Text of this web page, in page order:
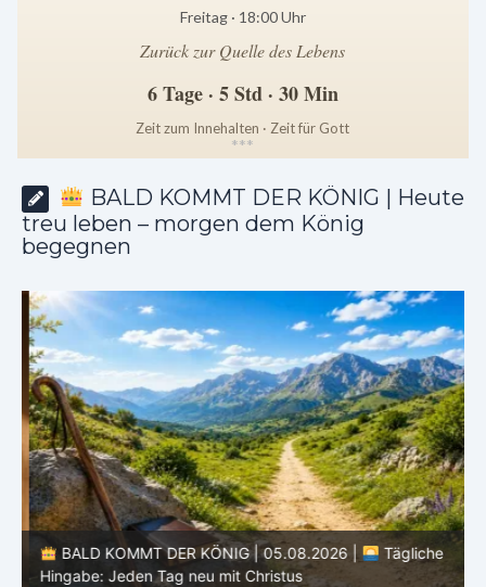
Freitag · 18:00 Uhr
Zurück zur Quelle des Lebens
6 Tage · 5 Std · 30 Min
Zeit zum Innehalten · Zeit für Gott
***
BALD KOMMT DER KÖNIG | Heute
treu leben – morgen dem König
begegnen
BALD KOMMT DER KÖNIG | 05.08.2026 |
Tägliche
Hingabe: Jeden Tag neu mit Christus